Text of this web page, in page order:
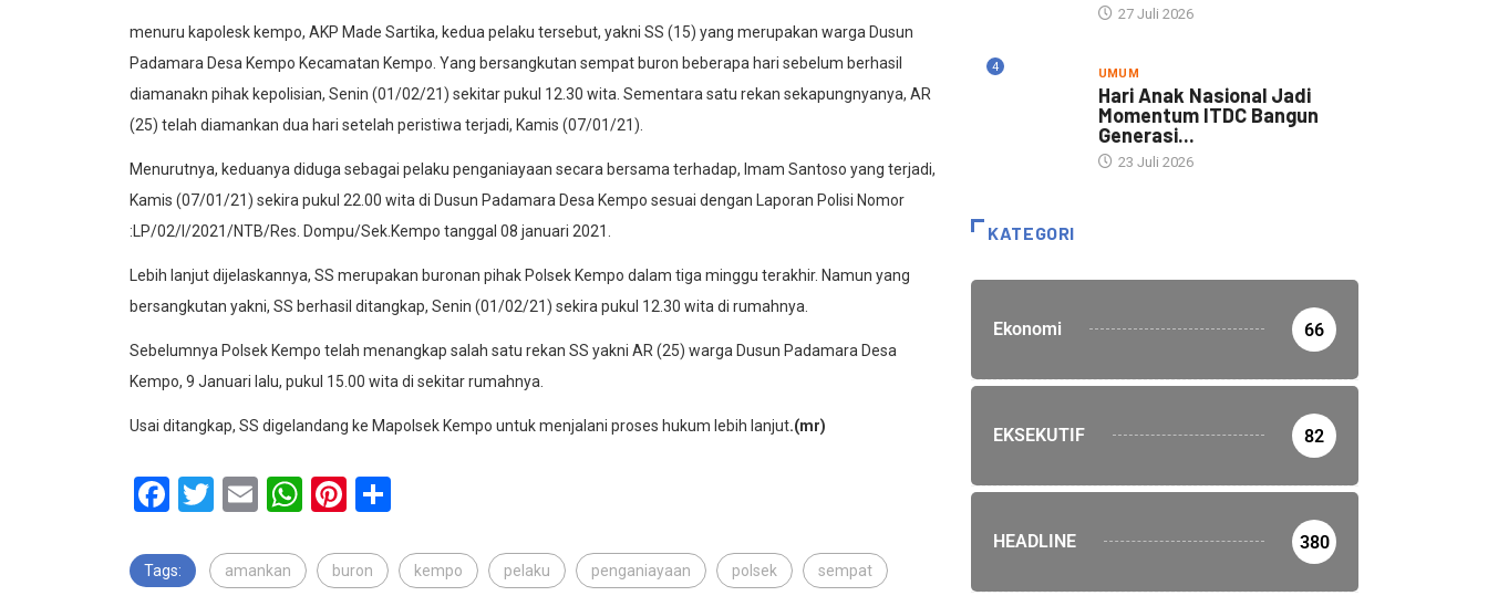
menuru kapolesk kempo, AKP Made Sartika, kedua pelaku tersebut, yakni SS (15) yang merupakan warga Dusun
Padamara Desa Kempo Kecamatan Kempo. Yang bersangkutan sempat buron beberapa hari sebelum berhasil
diamanakn pihak kepolisian, Senin (01/02/21) sekitar pukul 12.30 wita. Sementara satu rekan sekapungnyanya, AR
(25) telah diamankan dua hari setelah peristiwa terjadi, Kamis (07/01/21).
Menurutnya, keduanya diduga sebagai pelaku penganiayaan secara bersama terhadap, Imam Santoso yang terjadi,
Kamis (07/01/21) sekira pukul 22.00 wita di Dusun Padamara Desa Kempo sesuai dengan Laporan Polisi Nomor
:LP/02/I/2021/NTB/Res. Dompu/Sek.Kempo tanggal 08 januari 2021.
Lebih lanjut dijelaskannya, SS merupakan buronan pihak Polsek Kempo dalam tiga minggu terakhir. Namun yang
bersangkutan yakni, SS berhasil ditangkap, Senin (01/02/21) sekira pukul 12.30 wita di rumahnya.
Sebelumnya Polsek Kempo telah menangkap salah satu rekan SS yakni AR (25) warga Dusun Padamara Desa
Kempo, 9 Januari lalu, pukul 15.00 wita di sekitar rumahnya.
Usai ditangkap, SS digelandang ke Mapolsek Kempo untuk menjalani proses hukum lebih lanjut.(mr)
Facebook
Twitter
EmailWhatsApp
Pinterest
Tags: amankan buron kempo pelaku penganiayaan polsek sempat
27 Juli 2026
4 UMUM
Hari Anak Nasional Jadi
Momentum ITDC Bangun
Generasi...
23 Juli 2026
KATEGORI
Ekonomi 66
EKSEKUTIF 82
HEADLINE 380